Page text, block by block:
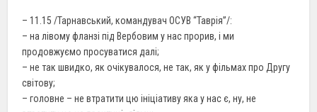
– 11.15 /Тарнавський, командувач ОСУВ “Таврія”/:
– на лівому фланзі під Вербовим у нас прорив, і ми
продовжуємо просуватися далі;
– не так швидко, як очікувалося, не так, як у фільмах про Другу
світову;
– головне – не втратити цю ініціативу яка у нас є, ну, не